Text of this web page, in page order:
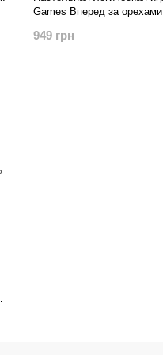
Games Вперед за орехами
949 грн